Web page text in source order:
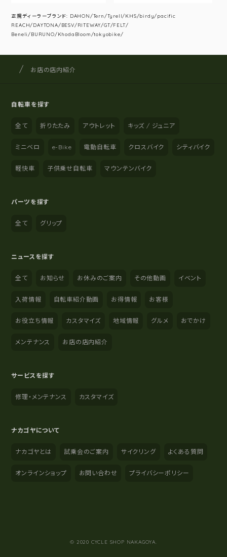
正規ディーラーブランド: DAHON/Tern/Tyrell/KHS/birdy/pacific
REACH/DAYTONA/BESV/RITEWAY/GT/FELT/
Beneli/BURUNO/KhodaBloom/tokyobike/
サイト内の現在地
サイクルショップナカゴヤ
お店の店内紹介
自転車を探す
全て 折りたたみ アウトレット キッズ / ジュニア
ミニベロ e-Bike 電動自転車 クロスバイク シティバイク
軽快車 子供乗せ自転車 マウンテンバイク
パーツを探す
全て グリップ
ニュースを探す
全て お知らせ お休みのご案内 その他動画 イベント
入荷情報 自転車紹介動画 お得情報 お客様
お役立ち情報 カスタマイズ 地域情報 グルメ おでかけ
メンテナンス お店の店内紹介
サービスを探す
修理・メンテナンス カスタマイズ
ナカゴヤについて
ナカゴヤとは 試乗会のご案内 サイクリング よくある質問
オンラインショップ お問い合わせ プライバシーポリシー
© 2020 CYCLE SHOP NAKAGOYA.